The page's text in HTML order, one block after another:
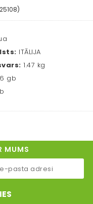
ITĀLIJA
1.47 kg
6 gb
MUMS